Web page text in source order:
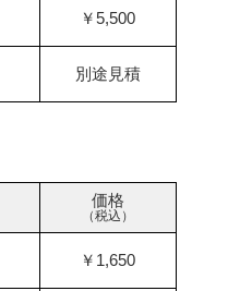
￥5,500
別途見積
価格
（税込）
￥1,650